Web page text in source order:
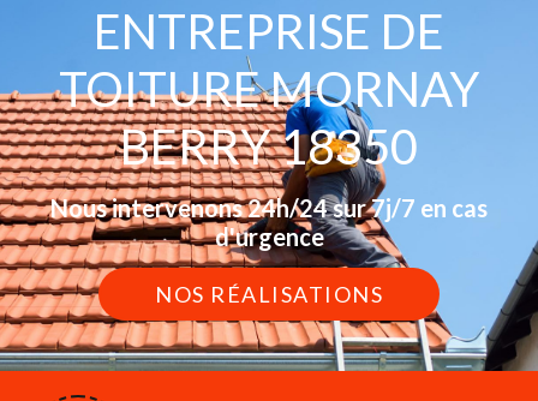
ENTREPRISE DE
TOITURE MORNAY
BERRY 18350
Nous intervenons 24h/24 sur 7j/7 en cas
d'urgence
NOS RÉALISATIONS